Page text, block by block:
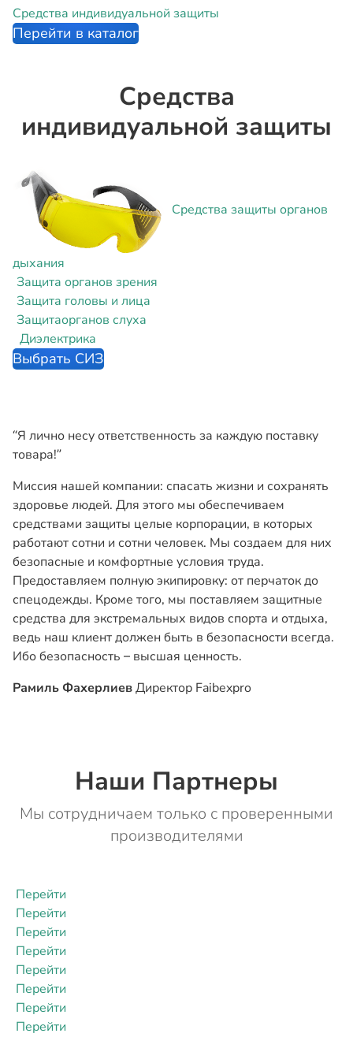
Средства индивидуальной защиты
Перейти в каталог
Средства
индивидуальной защиты
Средства защиты органов
дыхания
Защита органов зрения
Защита головы и лица
Защитаорганов слуха
Диэлектрика
Выбрать СИЗ
“Я лично несу ответственность за каждую поставку
товара!”
Миссия нашей компании: спасать жизни и сохранять
здоровье людей. Для этого мы обеспечиваем
средствами защиты целые корпорации, в которых
работают сотни и сотни человек. Мы создаем для них
безопасные и комфортные условия труда.
Предоставляем полную экипировку: от перчаток до
спецодежды. Кроме того, мы поставляем защитные
средства для экстремальных видов спорта и отдыха,
ведь наш клиент должен быть в безопасности всегда.
Ибо безопасность – высшая ценность.
Рамиль ФахерлиевДиректор Faibexpro
Наши Партнеры
Мы сотрудничаем только с проверенными
производителями
Перейти
Перейти
Перейти
Перейти
Перейти
Перейти
Перейти
Перейти